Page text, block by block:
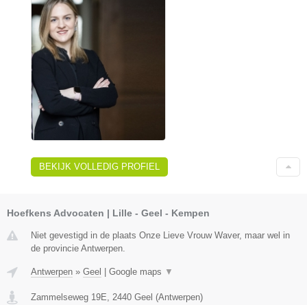
BEKIJK VOLLEDIG PROFIEL
Hoefkens Advocaten | Lille - Geel - Kempen
Niet gevestigd in de plaats Onze Lieve Vrouw Waver, maar wel in
de provincie Antwerpen.
Antwerpen » Geel Google maps ▼
Zammelseweg 19E, 2440 Geel (Antwerpen)